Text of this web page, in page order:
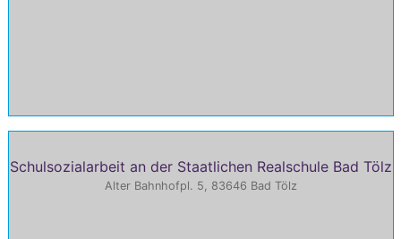
Schulsozialarbeit an der Staatlichen Realschule Bad Tölz
Alter Bahnhofpl. 5, 83646 Bad Tölz